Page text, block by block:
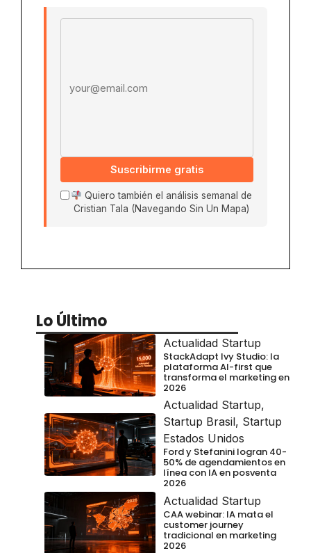
Suscribirme gratis
Quiero también el análisis semanal de
Cristian Tala (Navegando Sin Un Mapa)
Lo Último
Actualidad Startup
StackAdapt Ivy Studio: la
plataforma AI-first que
transforma el marketing en
2026
Actualidad Startup,
Startup Brasil, Startup
Estados Unidos
Ford y Stefanini logran 40-
50% de agendamientos en
línea con IA en posventa
2026
Actualidad Startup
CAA webinar: IA mata el
customer journey
tradicional en marketing
2026